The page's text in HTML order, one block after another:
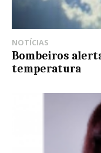
NOTÍCIAS
Bombeiros
temperatura